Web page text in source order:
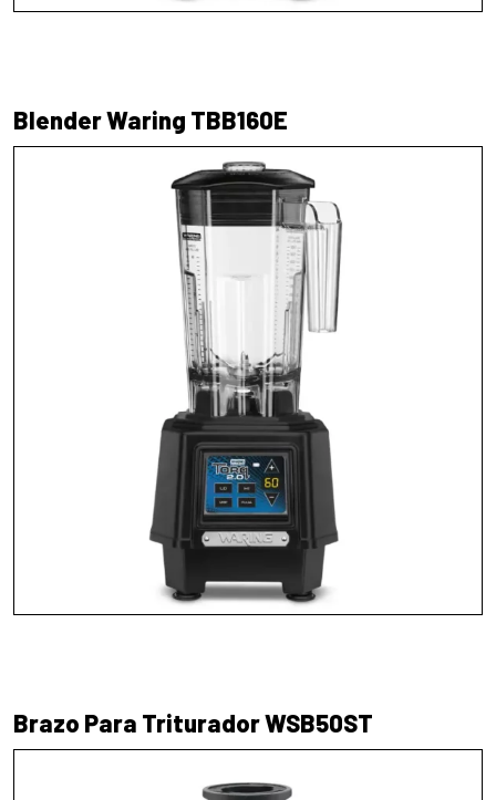
Blender Waring TBB160E
Brazo Para Triturador WSB50ST